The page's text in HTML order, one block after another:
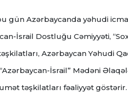
gün Azərbaycanda yəhudi
İsrail Dostluğu Cəmiyyəti,
Azərbaycan Yəhudi
İsrail” Mədəni
təşkilatları fəaliyyət göstərir.